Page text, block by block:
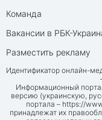
Команда
Вакансии в РБК-
Разместить рекламу
Идентификатор онлайн-
Информационный
версию (украинскую,
портала – https://
принадлежат их